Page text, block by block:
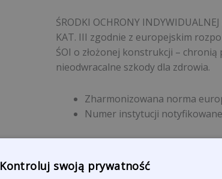
ŚRODKI OCHRONY INDYWIDUALNEJ
KAT. III zgodnie z europejskim
ŚOI o złożonej konstrukcji –
nieodwracalne szkody dla zdrowia.
Zharmonizowana norma
Numer instytucji notyfikowanej
Norma
Opis
Kontroluj swoją prywatność